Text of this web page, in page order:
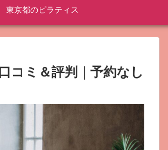
東京都のピラティス
コミ＆評判｜予約なし